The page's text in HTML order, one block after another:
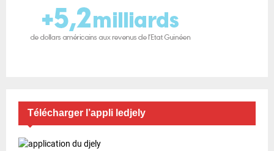
Télécharger l’appli ledjely